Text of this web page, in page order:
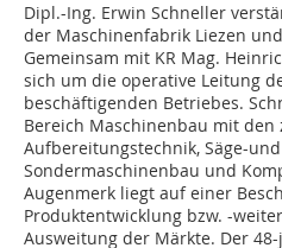
Dipl.-Ing. Erwin Schneller
der Maschinenfabrik Liezen
Gemeinsam mit KR Mag.
sich um die operative Leit­ung
beschäftigenden Betriebes.
Bereich Maschinenbau mit den
Aufbereitungstechnik, Säge-
Sondermaschinenbau und
Augenmerk liegt auf einer
Produktentwicklung bzw. -
Ausweitung der Märkte. Der